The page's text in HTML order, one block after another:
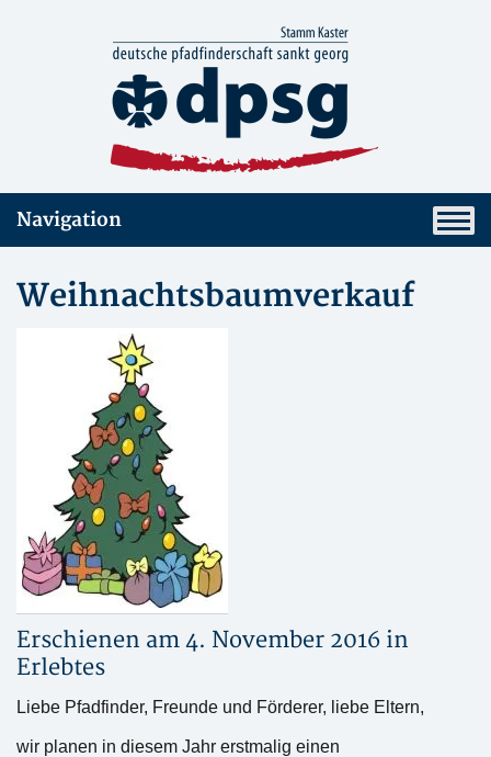
Navigation
Weihnachtsbaumverkauf
Erschienen am 4. November 2016 in
Erlebtes
Liebe Pfadfinder, Freunde und Förderer, liebe Eltern,
wir planen in diesem Jahr erstmalig einen